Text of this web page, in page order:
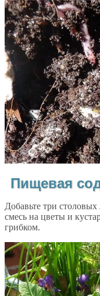
Пищевая
Добавьте три
смесь на цветы и
грибком.